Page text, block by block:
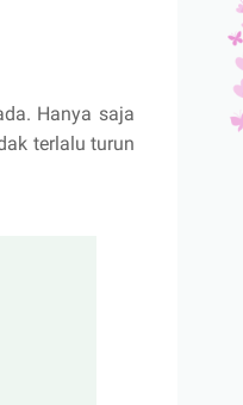
Hanya saja
terlalu turun